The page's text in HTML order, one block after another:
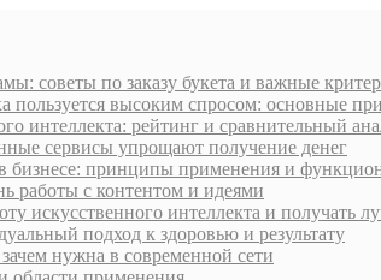
советы по заказу букета и важные
пользуется высоким спросом: основные
интеллекта: рейтинг и сравнительный
сервисы упрощают получение денег
принципы применения и
работы с контентом и идеями
искусственного интеллекта и получать
подход к здоровью и результату
нужна в современной сети